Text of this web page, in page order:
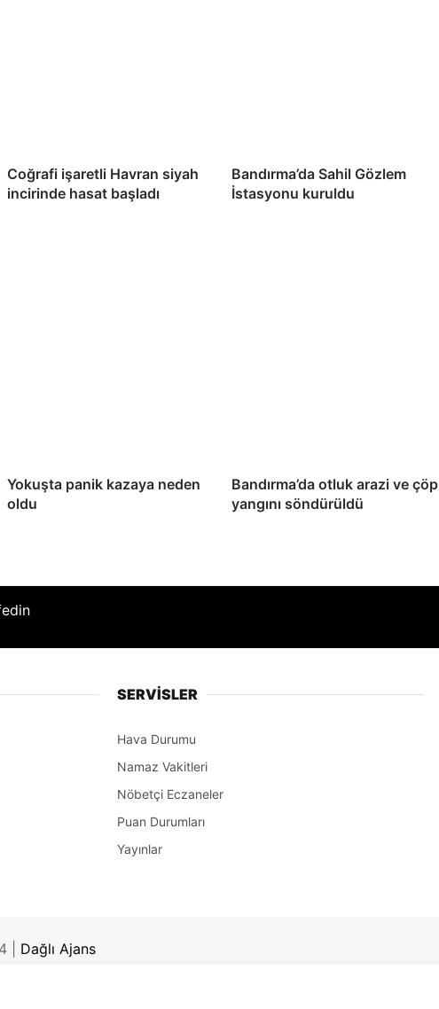
Coğrafi işaretli Havran siyah
incirinde hasat başladı
Bandırma’da Sahil Gözlem
İstasyonu kuruldu
Yokuşta panik kazaya neden
oldu
Bandırma’da otluk arazi ve çöp
yangını söndürüldü
SERVİSLER
Hava Durumu
Namaz Vakitleri
Nöbetçi Eczaneler
Puan Durumları
Yayınlar
| Dağlı Ajans